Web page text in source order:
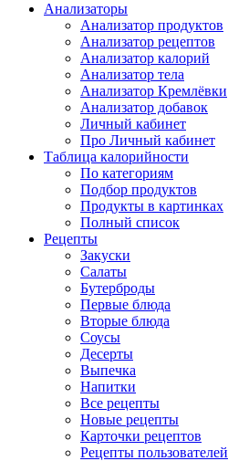
Анализаторы
Анализатор продуктов
Анализатор рецептов
Анализатор калорий
Анализатор тела
Анализатор Кремлёвки
Анализатор добавок
Личный кабинет
Про Личный кабинет
Таблица калорийности
По категориям
Подбор продуктов
Продукты в картинках
Полный список
Рецепты
Закуски
Салаты
Бутерброды
Первые блюда
Вторые блюда
Соусы
Десерты
Выпечка
Напитки
Все рецепты
Новые рецепты
Карточки рецептов
Рецепты пользователей